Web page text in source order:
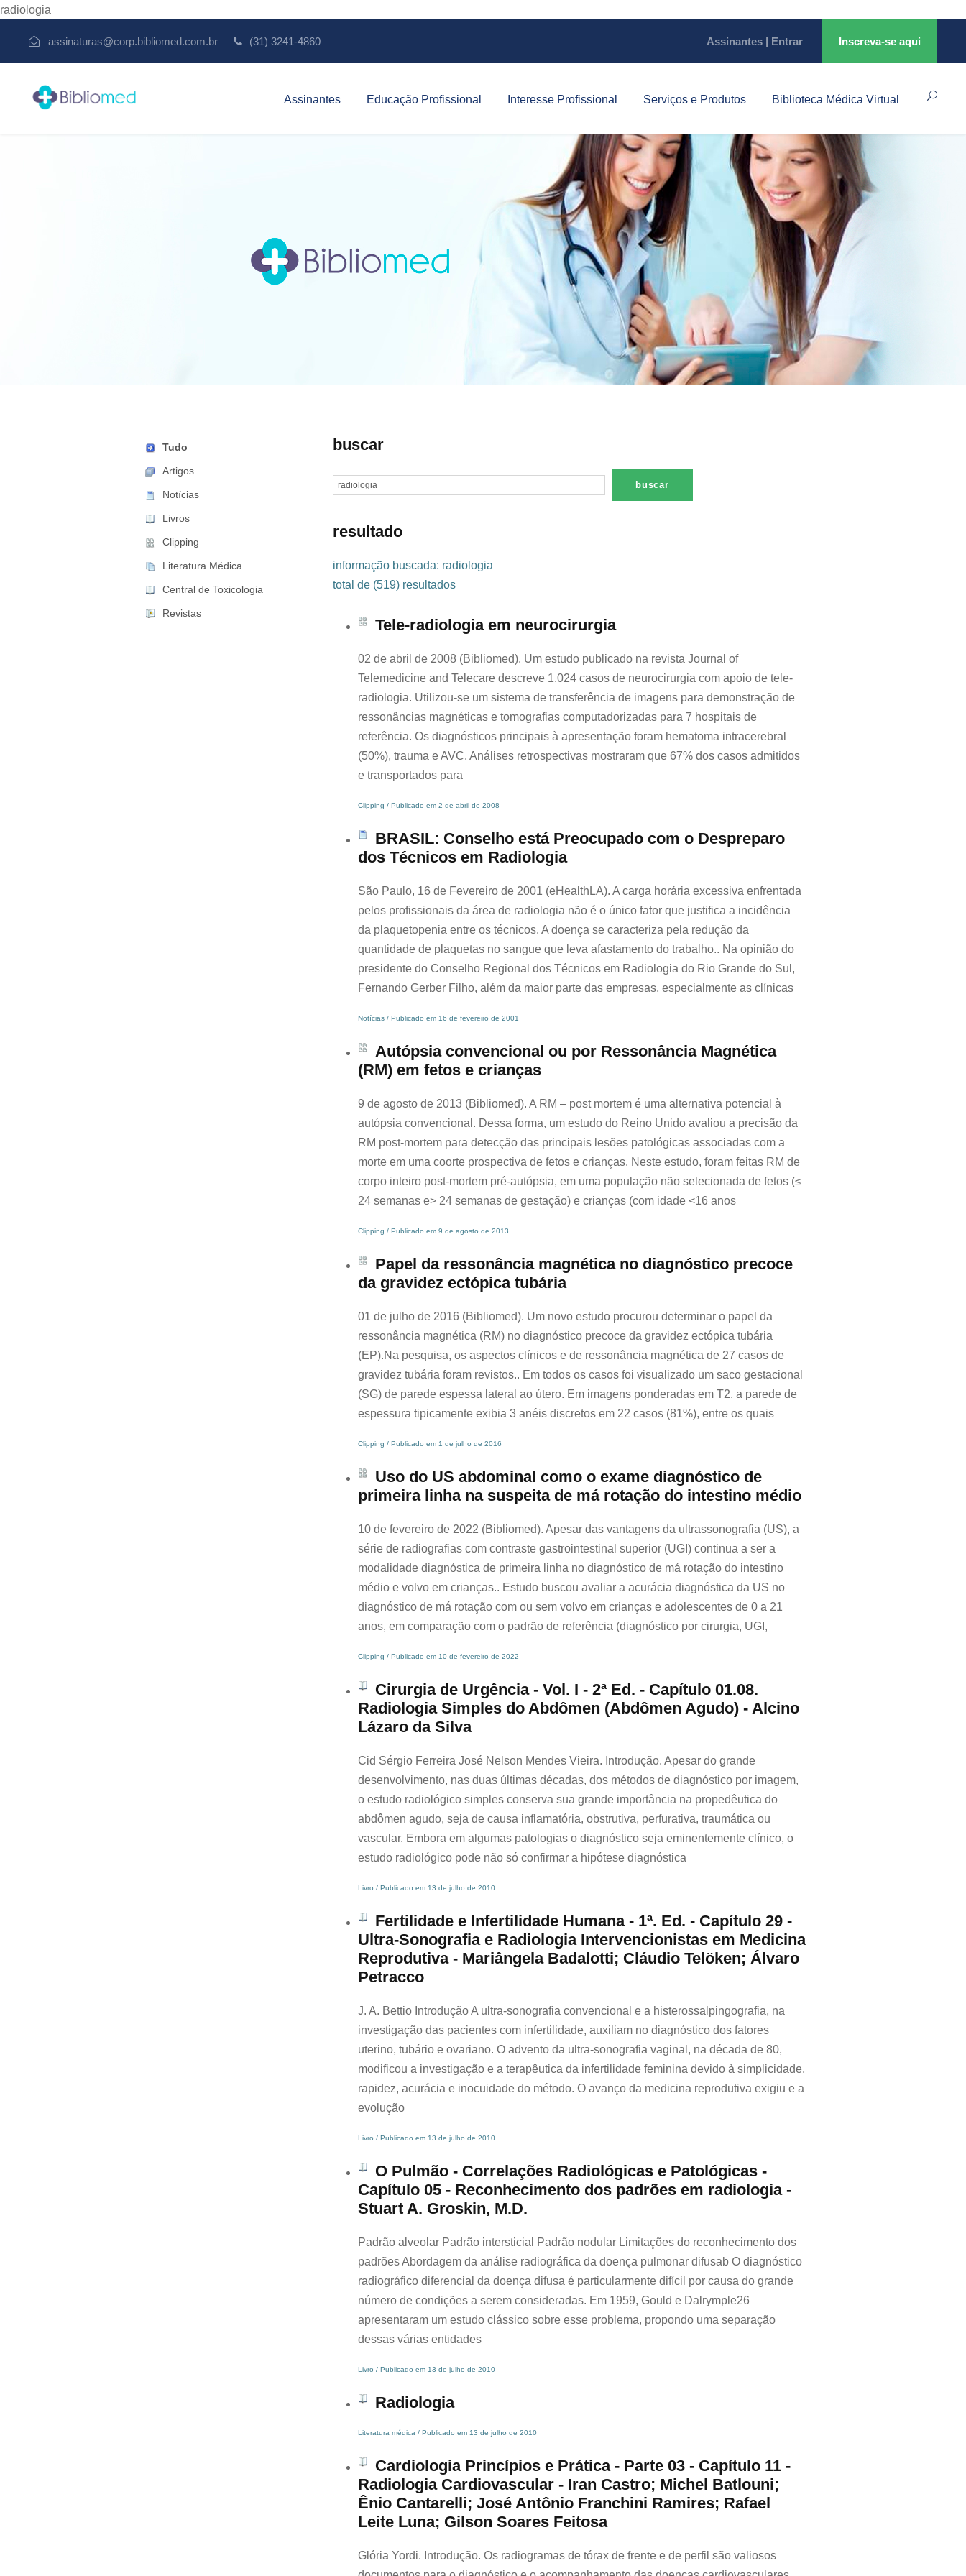
radiologia
assinaturas@corp.bibliomed.com.br (31) 3241-4860 Assinantes | Entrar Inscreva-se aqui
Assinantes Educação Profissional Interesse Profissional Serviços e Produtos Biblioteca Médica Virtual
Tudo
Artigos
Notícias
Livros
Clipping
Literatura Médica
Central de Toxicologia
Revistas
buscar
resultado
informação buscada: radiologia
total de (519) resultados
Tele-radiologia em neurocirurgia
02 de abril de 2008 (Bibliomed). Um estudo publicado na revista Journal of
Telemedicine and Telecare descreve 1.024 casos de neurocirurgia com apoio de tele-
radiologia. Utilizou-se um sistema de transferência de imagens para demonstração de
ressonâncias magnéticas e tomografias computadorizadas para 7 hospitais de
referência. Os diagnósticos principais à apresentação foram hematoma intracerebral
(50%), trauma e AVC. Análises retrospectivas mostraram que 67% dos casos admitidos
e transportados para
Clipping / Publicado em 2 de abril de 2008
BRASIL: Conselho está Preocupado com o Despreparo
dos Técnicos em Radiologia
São Paulo, 16 de Fevereiro de 2001 (eHealthLA). A carga horária excessiva enfrentada
pelos profissionais da área de radiologia não é o único fator que justifica a incidência
da plaquetopenia entre os técnicos. A doença se caracteriza pela redução da
quantidade de plaquetas no sangue que leva afastamento do trabalho.. Na opinião do
presidente do Conselho Regional dos Técnicos em Radiologia do Rio Grande do Sul,
Fernando Gerber Filho, além da maior parte das empresas, especialmente as clínicas
Notícias / Publicado em 16 de fevereiro de 2001
Autópsia convencional ou por Ressonância Magnética
(RM) em fetos e crianças
9 de agosto de 2013 (Bibliomed). A RM – post mortem é uma alternativa potencial à
autópsia convencional. Dessa forma, um estudo do Reino Unido avaliou a precisão da
RM post-mortem para detecção das principais lesões patológicas associadas com a
morte em uma coorte prospectiva de fetos e crianças. Neste estudo, foram feitas RM de
corpo inteiro post-mortem pré-autópsia, em uma população não selecionada de fetos (≤
24 semanas e> 24 semanas de gestação) e crianças (com idade <16 anos
Clipping / Publicado em 9 de agosto de 2013
Papel da ressonância magnética no diagnóstico precoce
da gravidez ectópica tubária
01 de julho de 2016 (Bibliomed). Um novo estudo procurou determinar o papel da
ressonância magnética (RM) no diagnóstico precoce da gravidez ectópica tubária
(EP).Na pesquisa, os aspectos clínicos e de ressonância magnética de 27 casos de
gravidez tubária foram revistos.. Em todos os casos foi visualizado um saco gestacional
(SG) de parede espessa lateral ao útero. Em imagens ponderadas em T2, a parede de
espessura tipicamente exibia 3 anéis discretos em 22 casos (81%), entre os quais
Clipping / Publicado em 1 de julho de 2016
Uso do US abdominal como o exame diagnóstico de
primeira linha na suspeita de má rotação do intestino médio
10 de fevereiro de 2022 (Bibliomed). Apesar das vantagens da ultrassonografia (US), a
série de radiografias com contraste gastrointestinal superior (UGI) continua a ser a
modalidade diagnóstica de primeira linha no diagnóstico de má rotação do intestino
médio e volvo em crianças.. Estudo buscou avaliar a acurácia diagnóstica da US no
diagnóstico de má rotação com ou sem volvo em crianças e adolescentes de 0 a 21
anos, em comparação com o padrão de referência (diagnóstico por cirurgia, UGI,
Clipping / Publicado em 10 de fevereiro de 2022
Cirurgia de Urgência - Vol. I - 2ª Ed. - Capítulo 01.08.
Radiologia Simples do Abdômen (Abdômen Agudo) - Alcino
Lázaro da Silva
Cid Sérgio Ferreira José Nelson Mendes Vieira. Introdução. Apesar do grande
desenvolvimento, nas duas últimas décadas, dos métodos de diagnóstico por imagem,
o estudo radiológico simples conserva sua grande importância na propedêutica do
abdômen agudo, seja de causa inflamatória, obstrutiva, perfurativa, traumática ou
vascular. Embora em algumas patologias o diagnóstico seja eminentemente clínico, o
estudo radiológico pode não só confirmar a hipótese diagnóstica
Livro / Publicado em 13 de julho de 2010
Fertilidade e Infertilidade Humana - 1ª. Ed. - Capítulo 29 -
Ultra-Sonografia e Radiologia Intervencionistas em Medicina
Reprodutiva - Mariângela Badalotti; Cláudio Telöken; Álvaro
Petracco
J. A. Bettio Introdução A ultra-sonografia convencional e a histerossalpingografia, na
investigação das pacientes com infertilidade, auxiliam no diagnóstico dos fatores
uterino, tubário e ovariano. O advento da ultra-sonografia vaginal, na década de 80,
modificou a investigação e a terapêutica da infertilidade feminina devido à simplicidade,
rapidez, acurácia e inocuidade do método. O avanço da medicina reprodutiva exigiu e a
evolução
Livro / Publicado em 13 de julho de 2010
O Pulmão - Correlações Radiológicas e Patológicas -
Capítulo 05 - Reconhecimento dos padrões em radiologia -
Stuart A. Groskin, M.D.
Padrão alveolar Padrão intersticial Padrão nodular Limitações do reconhecimento dos
padrões Abordagem da análise radiográfica da doença pulmonar difusab O diagnóstico
radiográfico diferencial da doença difusa é particularmente difícil por causa do grande
número de condições a serem consideradas. Em 1959, Gould e Dalrymple26
apresentaram um estudo clássico sobre esse problema, propondo uma separação
dessas várias entidades
Livro / Publicado em 13 de julho de 2010
Radiologia
Literatura médica / Publicado em 13 de julho de 2010
Cardiologia Princípios e Prática - Parte 03 - Capítulo 11 -
Radiologia Cardiovascular - Iran Castro; Michel Batlouni;
Ênio Cantarelli; José Antônio Franchini Ramires; Rafael
Leite Luna; Gilson Soares Feitosa
Glória Yordi. Introdução. Os radiogramas de tórax de frente e de perfil são valiosos